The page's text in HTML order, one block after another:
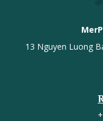
13 Nguyen Luong